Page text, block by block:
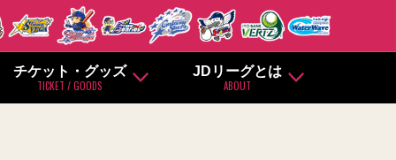
チケット・グッズ
TICKET / GOODS
JDリーグとは
ABOUT